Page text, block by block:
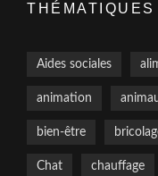
THÉMATIQUES
Aides sociales
animation
bien-être
Chat chauffage